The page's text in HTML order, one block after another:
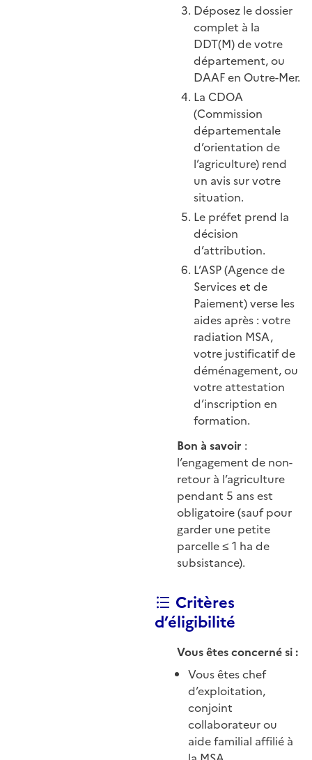
Déposez le dossier
complet à la
DDT(M) de votre
département, ou
DAAF en Outre-Mer.
La CDOA
(Commission
départementale
d’orientation de
l’agriculture) rend
un avis sur votre
situation.
Le préfet prend la
décision
d’attribution.
L’ASP (Agence de
Services et de
Paiement) verse les
aides après : votre
radiation MSA,
votre justificatif de
déménagement, ou
votre attestation
d’inscription en
formation.
Bon à savoir :
l’engagement de non-
retour à l’agriculture
pendant 5 ans est
obligatoire (sauf pour
garder une petite
parcelle ≤ 1 ha de
subsistance).
Critères
d’éligibilité
Vous êtes concerné si :
Vous êtes chef
d’exploitation,
conjoint
collaborateur ou
aide familial affilié à